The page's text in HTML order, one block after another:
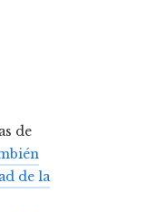
de
de la